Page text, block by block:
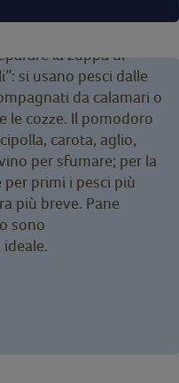
la zuppa di
si usano pesci dalle
da calamari o
le cozze. Il pomodoro
carota, aglio,
per sfumare; per la
primi i pesci più
più breve. Pane
sono
ideale.